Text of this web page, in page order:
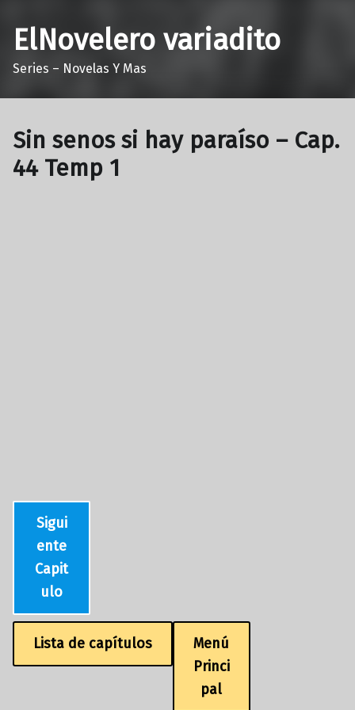
ElNovelero variadito
Series – Novelas Y Mas
Sin senos si hay paraíso – Cap.
44 Temp 1
Sigui
ente
Capit
ulo
Lista de capítulos
Menú
Princi
pal